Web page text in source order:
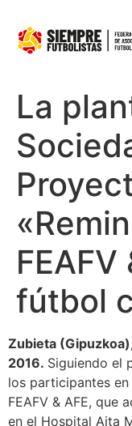
La
FEAFV
fútbol
Zubieta
2016. Siguiendo el
los participantes en
FEAFV & AFE, que
en el Hospital Aita